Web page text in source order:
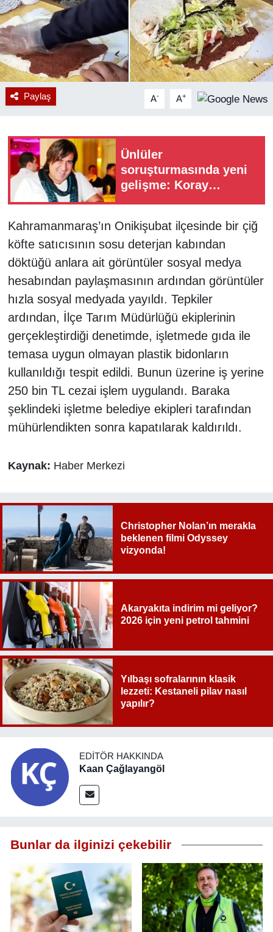
Paylaş A- A+
Ünlüler
soruşturmasında yeni
gelişme: Koray
istismar iddiası
Kahramanmaraş’ın Onikişubat ilçesinde bir çiğ
köfte satıcısının sosu deterjan kabından
döktüğü anlara ait görüntüler sosyal medya
hesabından paylaşmasının ardından görüntüler
hızla sosyal medyada yayıldı. Tepkiler
ardından, İlçe Tarım Müdürlüğü ekiplerinin
gerçekleştirdiği denetimde, işletmede gıda ile
temasa uygun olmayan plastik bidonların
kullanıldığı tespit edildi. Bunun üzerine iş yerine
250 bin TL cezai işlem uygulandı. Baraka
şeklindeki işletme belediye ekipleri tarafından
mühürlendikten sonra kapatılarak kaldırıldı.
Kaynak: Haber Merkezi
Christopher Nolan’ın merakla
beklenen filmi Odyssey
vizyonda!
Akaryakıta indirim mi geliyor?
2026 için yeni petrol tahmini
Yılbaşı sofralarının klasik
lezzeti: Kestaneli pilav nasıl
yapılır?
EDITÖR HAKKINDA
Kaan Çağlayangöl
Bunlar da ilginizi çekebilir